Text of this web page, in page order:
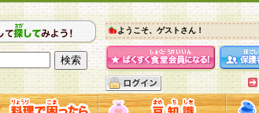
ようこそ、ゲストさん！